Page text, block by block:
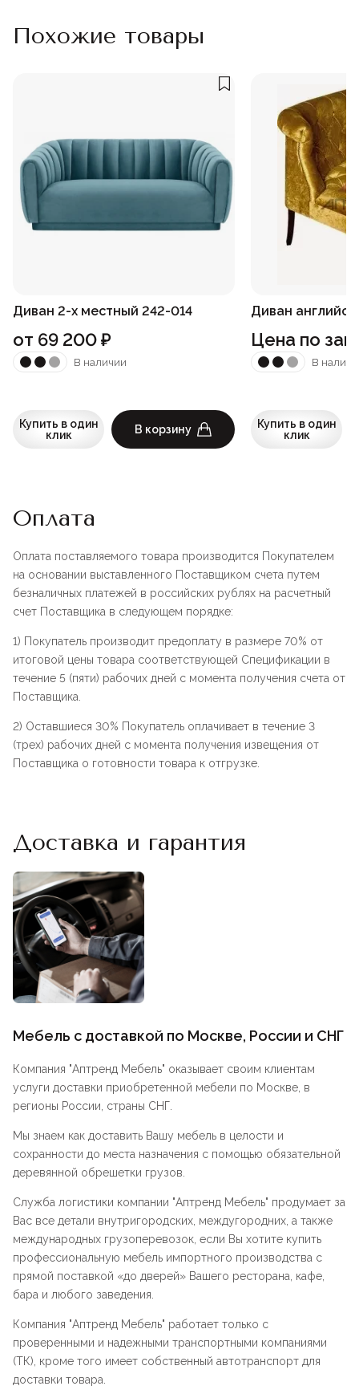
Похожие товары
Диван 2-х местный 242-014
от 69 200₽
В наличии
Купить в один
клик
В корзину
Диван
Цена по
В
Купить в один
клик
Оплата
Оплата поставляемого товара производится Покупателем
на основании выставленного Поставщиком счета путем
безналичных платежей в российских рублях на расчетный
счет Поставщика в следующем порядке:
1) Покупатель производит предоплату в размере 70% от
итоговой цены товара соответствующей Спецификации в
течение 5 (пяти) рабочих дней с момента получения счета от
Поставщика.
2) Оставшиеся 30% Покупатель оплачивает в течение 3
(трех) рабочих дней с момента получения извещения от
Поставщика о готовности товара к отгрузке.
Доставка и гарантия
Мебель с доставкой по Москве, России и СНГ
Компания "Аптренд Мебель" оказывает своим клиентам
услуги доставки приобретенной мебели по Москве, в
регионы России, страны СНГ.
Мы знаем как доставить Вашу мебель в целости и
сохранности до места назначения с помощью обязательной
деревянной обрешетки грузов.
Служба логистики компании "Аптренд Мебель" продумает за
Вас все детали внутригородских, междугородних, а также
международных грузоперевозок, если Вы хотите купить
профессиональную мебель импортного производства с
прямой поставкой «до дверей» Вашего ресторана, кафе,
бара и любого заведения.
Компания "Аптренд Мебель" работает только с
проверенными и надежными транспортными компаниями
(ТК), кроме того имеет собственный автотранспорт для
доставки товара.